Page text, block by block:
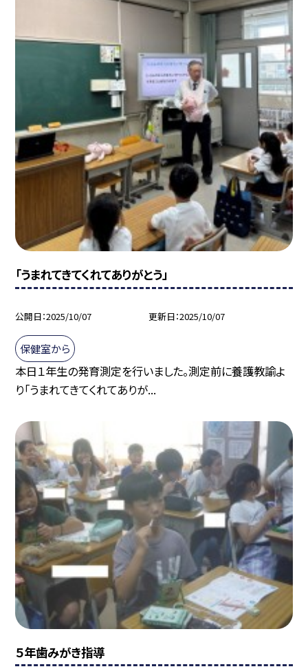
「うまれてきてくれてありがとう」
公開日 2025/10/07 更新日 2025/10/07
保健室から
本日１年生の発育測定を行いました。測定前に養護教諭よ
り「うまれてきてくれてありが...
５年歯みがき指導